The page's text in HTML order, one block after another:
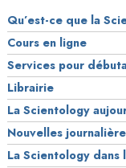
Qu’est-ce que la
Cours en ligne
Services pour
Librairie
La Scientology
Nouvelles
La Scientology dans